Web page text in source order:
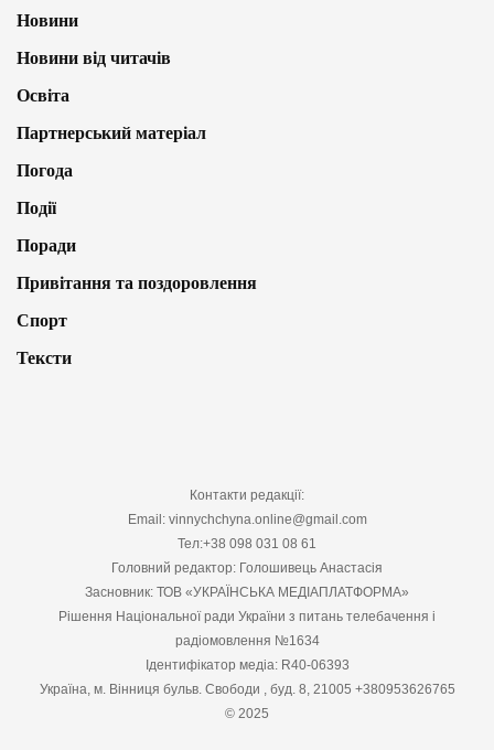
Новини
Новини від читачів
Освіта
Партнерський матеріал
Погода
Події
Поради
Привітання та поздоровлення
Спорт
Тексти
Контакти редакції:
Email: vinnychchyna.online@gmail.com
Тел:+38 098 031 08 61
Головний редактор: Голошивець Анастасія
Засновник: ТОВ «УКРАЇНСЬКА МЕДІАПЛАТФОРМА»
Рішення Національної ради України з питань телебачення і
радіомовлення №1634
Ідентифікатор медіа: R40-06393
Україна, м. Вінниця бульв. Свободи , буд. 8, 21005 +380953626765
© 2025